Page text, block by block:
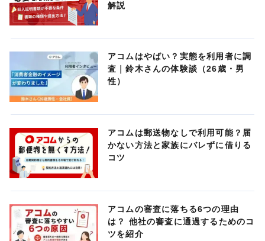
解説
アコムはやばい？実態を利用者に調
査｜鈴木さんの体験談（26歳・男
性）
アコムは郵送物なしで利用可能？届
かない方法と家族にバレずに借りる
コツ
アコムの審査に落ちる6つの理由
は？ 他社の審査に通過するためのコ
ツを紹介